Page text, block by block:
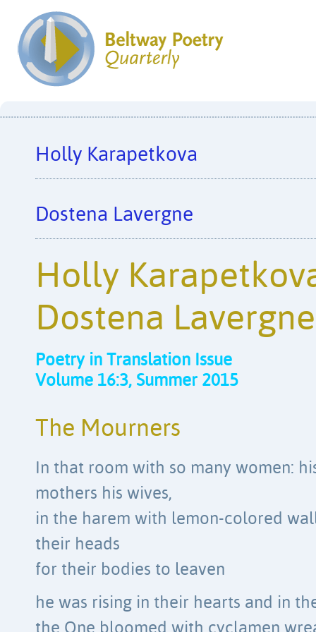
Holly Karapetkova
Dostena Lavergne
Holly
Dostena Lavergne
Poetry in Translation Issue
Volume 16:3, Summer 2015
The Mourners
In that room with so many women:
mothers his wives,
in the harem with lemon-colored
their heads
for their bodies to leaven
he was rising in their hearts and in